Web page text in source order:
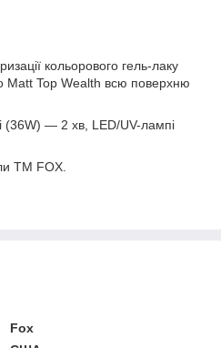
кольорового гель-лаку
Matt Top Wealth всю поверхню
(36W) — 2 хв, LED/UV-лампі
ТМ FOX.
Fox